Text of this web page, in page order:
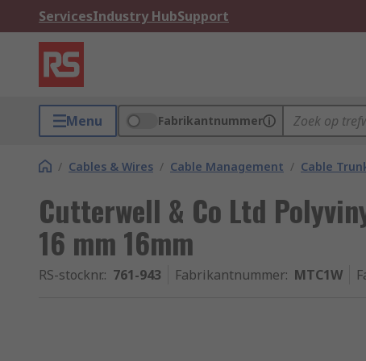
ServicesIndustry HubSupport
Menu Fabrikantnummer
/ Cables & Wires / Cable Management / Cable
Cutterwell & Co Ltd
16 mm 16mm
RS-stocknr.: 761-943 Fabrikantnummer: MTC1W